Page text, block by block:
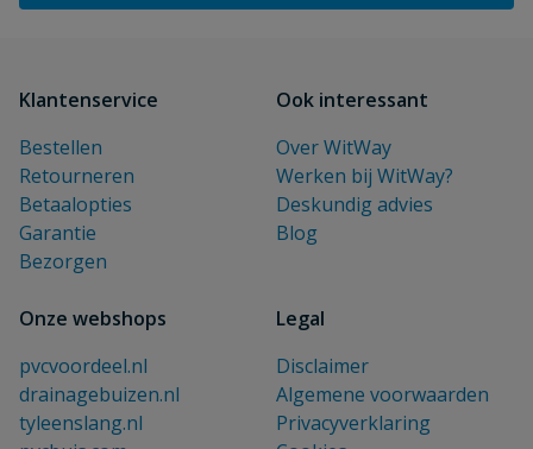
Klantenservice
Bestellen
Retourneren
Betaalopties
Garantie
Bezorgen
Ook interessant
Over WitWay
Werken bij WitWay?
Deskundig advies
Blog
Onze webshops
pvcvoordeel.nl
drainagebuizen.nl
tyleenslang.nl
Legal
Disclaimer
Algemene voorwaarden
Privacyverklaring